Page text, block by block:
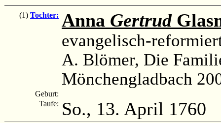
(1) Tochter: Anna Gertrud
evangelisch-
A. Blömer, Die
Mönchengladbach
Geburt:
Taufe: So., 13. April 1760